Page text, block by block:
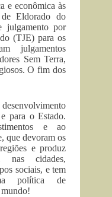
e econômica às
Eldorado do
julgamento por
(TJE) para os
julgamentos
Sem Terra,
O fim dos
para o Estado.
e ao
que devoram os
e produz
nas cidades,
sociais, e tem
política de
mundo!